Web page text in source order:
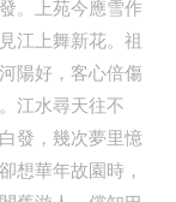
。上苑今應雪作
江上舞新花。祖
陽好，客心倍傷
江水尋天往不
發，幾次夢里憶
想華年故園時，